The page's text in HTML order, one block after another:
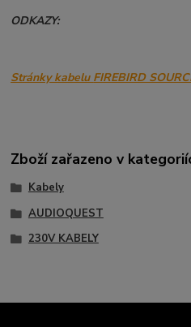
ODKAZY:
Stránky kabelu FIREBIRD
Zboží zařazeno v
Kabely
AUDIOQUEST
230V KABELY